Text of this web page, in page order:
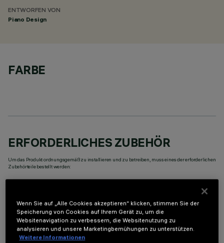
ENTWORFEN VON
Piano Design
FARBE
ERFORDERLICHES ZUBEHÖR
Um das Produkt ordnungsgemäß zu installieren und zu betreiben, muss eines der erforderlichen
Zubehörteile bestellt werden:
OPTIONALE KOMPONENTEN
Wenn Sie auf „Alle Cookies akzeptieren“ klicken, stimmen Sie der
Speicherung von Cookies auf Ihrem Gerät zu, um die
Websitenavigation zu verbessern, die Websitenutzung zu
analysieren und unsere Marketingbemühungen zu unterstützen.
Weitere Informationen